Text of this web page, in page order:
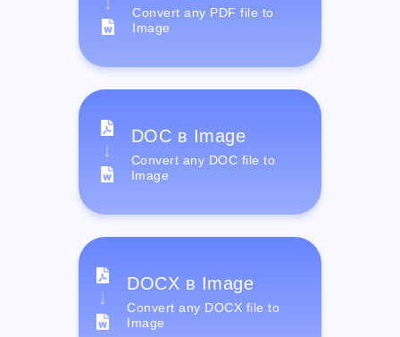
Convert any PDF file to
Image
DOC в Image
Convert any DOC file to
Image
DOCX в Image
Convert any DOCX file to
Image